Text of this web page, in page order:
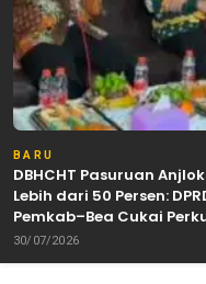
BARU
DBHCHT Pasuruan Anjlok
Lebih dari 50 Persen:
Pemkab–Bea Cukai
Perang Melawan
Rokok Ilegal
30/07/2026